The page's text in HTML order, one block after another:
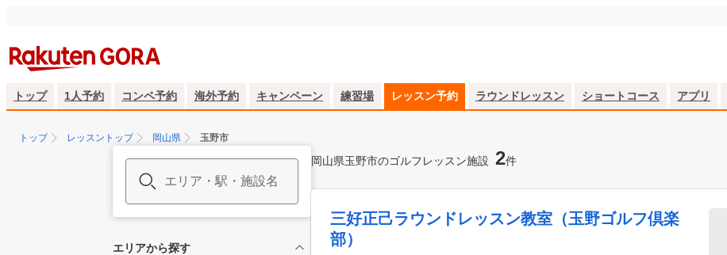
トップ 1人予約 コンペ予約 海外予約 キャンペーン 練習場 レッスン予約 ラウンドレッスン ショートコース アプリ
トップ レッスントップ 岡山県 玉野市
エリアから探す
岡山県玉野市のゴルフレッスン施設 2件
三好正己ラウンドレッスン教室（玉野ゴルフ倶楽
部）